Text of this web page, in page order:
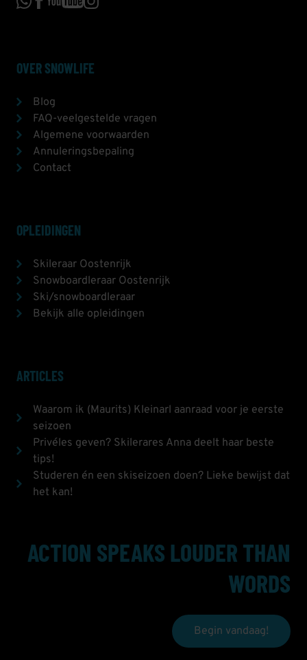
OVER SNOWLIFE
Blog
FAQ-veelgestelde vragen
Algemene voorwaarden
Annuleringsbepaling
Contact
OPLEIDINGEN
Skileraar Oostenrijk
Snowboardleraar Oostenrijk
Ski/snowboardleraar
Bekijk alle opleidingen
ARTICLES
Waarom ik (Maurits) Kleinarl aanraad voor je eerste
seizoen
Privéles geven? Skilerares Anna deelt haar beste
tips!
Studeren én een skiseizoen doen? Lieke bewijst dat
het kan!
ACTION SPEAKS LOUDER THAN
WORDS
Begin vandaag!